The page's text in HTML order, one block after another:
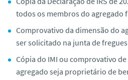
todos os membros do agregado
Comprovativo da dimensão do
ser solicitado na junta de
Cópia do IMI ou comprovativo de
agregado seja proprietário de